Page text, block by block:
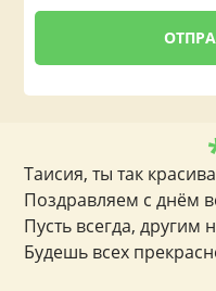
Таисия, ты так
Поздравляем с днём
Пусть всегда, другим
Будешь всех